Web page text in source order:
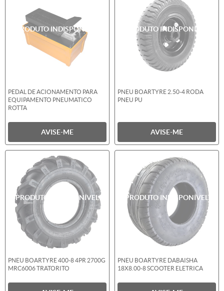
PEDAL DE ACIONAMENTO PARA
EQUIPAMENTO PNEUMATICO
ROTTA
AVISE-ME
PNEU BOARTYRE 2.50-4 RODA
PNEU PU
AVISE-ME
PNEU BOARTYRE 400-8 4PR 2700G
MRC6006 TRATORITO
PNEU BOARTYRE DABAISHA
18X8.00-8 SCOOTER ELETRICA